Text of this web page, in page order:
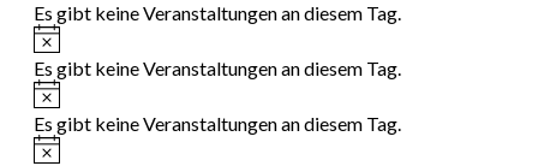
Es gibt keine Veranstaltungen an diesem Tag.
Hinweis
Es gibt keine Veranstaltungen an diesem Tag.
Hinweis
Es gibt keine Veranstaltungen an diesem Tag.
Hinweis